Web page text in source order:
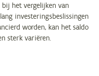
het vergelijken van
investeringsbeslissingen
worden, kan het saldo
sterk variëren.